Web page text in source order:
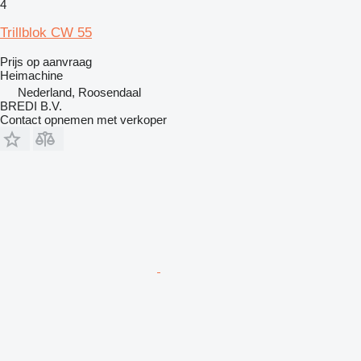
4
Trillblok CW 55
Prijs op aanvraag
Heimachine
Nederland, Roosendaal
BREDI B.V.
Contact opnemen met verkoper